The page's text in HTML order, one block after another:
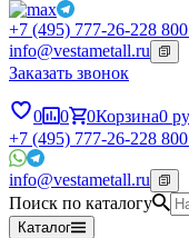
+7 (495) 777-26-228
info@vestametall.ru
Заказать звонок
0 0 0Корзина0
+7 (495) 777-26-228
info@vestametall.ru
Поиск по каталогу
Каталог